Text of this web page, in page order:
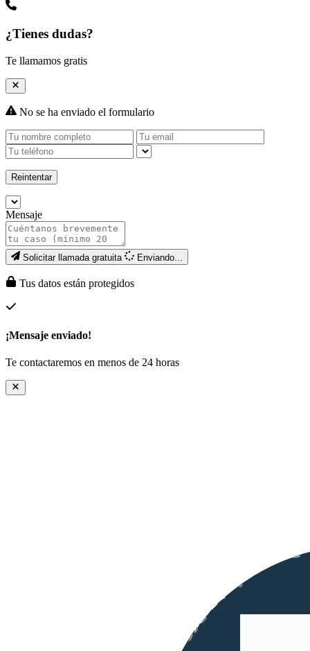
¿Tienes dudas?
Te llamamos gratis
No se ha enviado el formulario
Reintentar
Mensaje
Solicitar llamada gratuita Enviando...
Tus datos están protegidos
¡Mensaje enviado!
Te contactaremos en menos de 24 horas